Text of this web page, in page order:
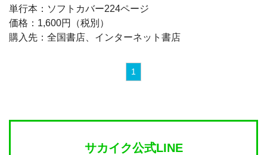
単行本：ソフトカバー224ページ
価格：1,600円（税別）
購入先：全国書店、インターネット書店
1
サカイク公式LINE